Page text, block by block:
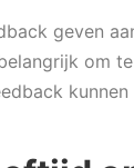
geven
om
kunnen